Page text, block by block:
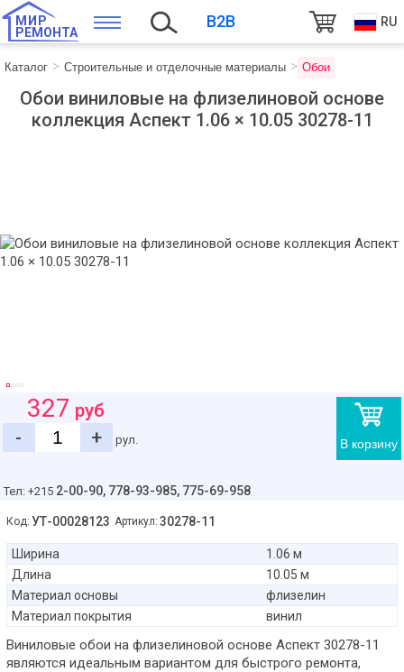
МИР
РЕМОНТА
B2B RU
Каталог Строительные и отделочные материалы Обои
Обои виниловые на флизелиновой основе
коллекция Аспект 1.06 × 10.05 30278-11
В корзину
327 руб
-
+ рул.
Тел: +215 2-00-90, 778-93-985, 775-69-958
Код: УТ-00028123 Артикул: 30278-11
Ширина
1.06 м
Длина
10.05 м
Материал основы
флизелин
Материал покрытия
винил
Виниловые обои на флизелиновой основе Аспект 30278-11
являются идеальным вариантом для быстрого ремонта,